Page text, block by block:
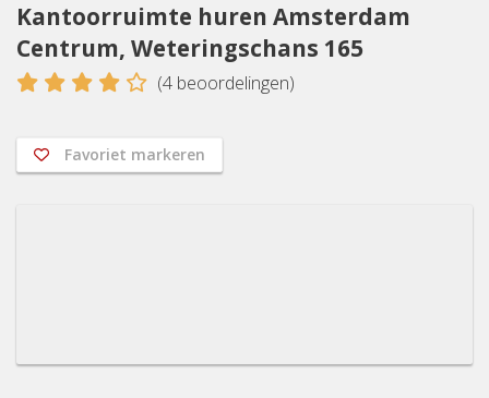
Kantoorruimte huren Amsterdam
Centrum, Weteringschans 165
4 (4 beoordelingen)
Favoriet markeren